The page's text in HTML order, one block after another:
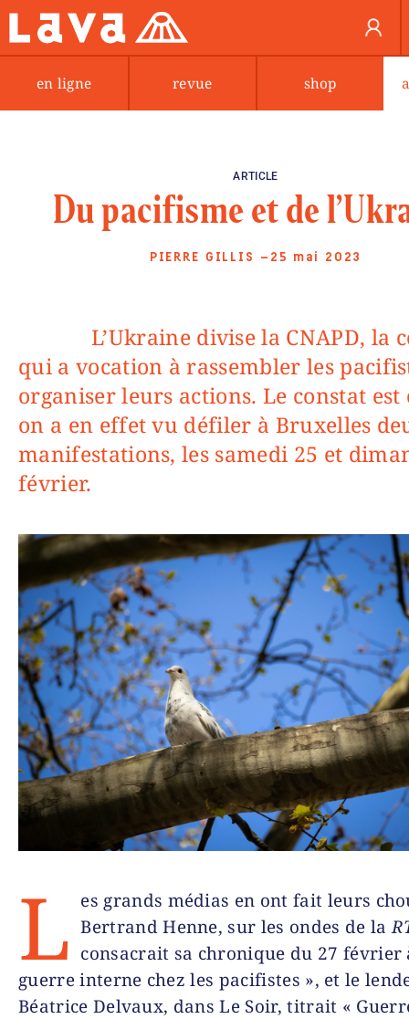
en ligne revue shop
ARTICLE
Du pacifisme et de
PIERRE GILLIS —25 mai 2023
L’Ukraine divise la CNAPD, la coupole
qui a vocation à rassembler les
organiser leurs actions. Le constat
on a en effet vu défiler à Bruxelles
manifestations, les samedi 25 et
février.
L es grands médias en ont fait leurs
Bertrand Henne, sur les ondes de la
consacrait sa chronique du 27 février
guerre interne chez les pacifistes », et le
Béatrice Delvaux, dansLe Soir, titrait «